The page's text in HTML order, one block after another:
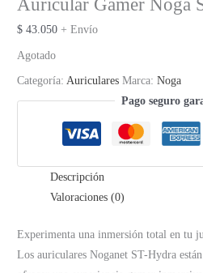
Auricular Gamer Noga
$ 43.050 + Envío
Agotado
Categoría:Auriculares Marca:Noga
Pago seguro
Descripción
Valoraciones (0)
Experimenta una inmersión total en tu
Los auriculares Noganet ST-Hydra